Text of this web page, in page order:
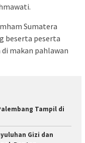
Sumatera
beserta peserta
makan pahlawan
Tampil di
Gizi dan